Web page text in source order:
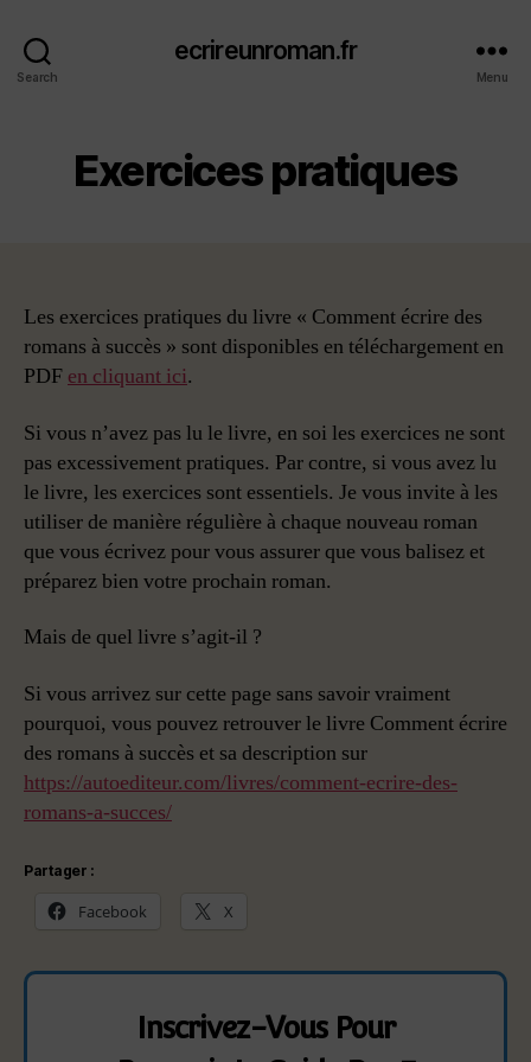
Search
ecrireunroman.fr
Menu
Exercices pratiques
Les exercices pratiques du livre « Comment écrire des
romans à succès » sont disponibles en téléchargement en
PDF en cliquant ici.
Si vous n’avez pas lu le livre, en soi les exercices ne sont
pas excessivement pratiques. Par contre, si vous avez lu
le livre, les exercices sont essentiels. Je vous invite à les
utiliser de manière régulière à chaque nouveau roman
que vous écrivez pour vous assurer que vous balisez et
préparez bien votre prochain roman.
Mais de quel livre s’agit-il ?
Si vous arrivez sur cette page sans savoir vraiment
pourquoi, vous pouvez retrouver le livre Comment écrire
des romans à succès et sa description sur
https://autoediteur.com/livres/comment-ecrire-des-
romans-a-succes/
Partager :
Facebook X
Inscrivez-Vous Pour